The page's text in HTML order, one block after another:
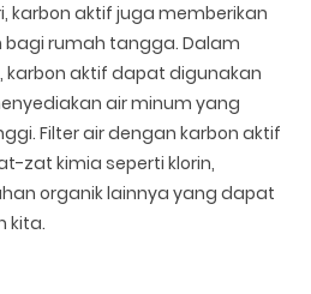
karbon aktif juga memberikan
rumah tangga. Dalam
aktif dapat digunakan
air minum yang
Filter air dengan karbon aktif
zat kimia seperti klorin,
organik lainnya yang dapat
kita.